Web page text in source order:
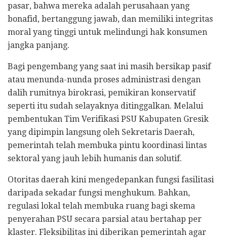
pasar, bahwa mereka adalah perusahaan yang
bonafid, bertanggung jawab, dan memiliki integritas
moral yang tinggi untuk melindungi hak konsumen
jangka panjang.
Bagi pengembang yang saat ini masih bersikap pasif
atau menunda-nunda proses administrasi dengan
dalih rumitnya birokrasi, pemikiran konservatif
seperti itu sudah selayaknya ditinggalkan. Melalui
pembentukan Tim Verifikasi PSU Kabupaten Gresik
yang dipimpin langsung oleh Sekretaris Daerah,
pemerintah telah membuka pintu koordinasi lintas
sektoral yang jauh lebih humanis dan solutif.
Otoritas daerah kini mengedepankan fungsi fasilitasi
daripada sekadar fungsi menghukum. Bahkan,
regulasi lokal telah membuka ruang bagi skema
penyerahan PSU secara parsial atau bertahap per
klaster. Fleksibilitas ini diberikan pemerintah agar